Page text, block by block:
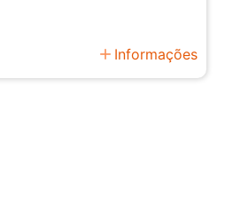
add Informações